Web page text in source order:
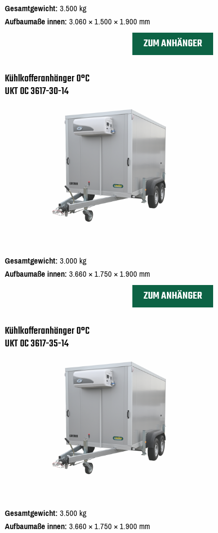
Gesamtgewicht 3.500 kg
Aufbaumaße innen 3.060 × 1.500 × 1.900 mm
ZUM ANHÄNGER
Kühlkofferanhänger 0°C
UKT 0C 3617-30-14
Gesamtgewicht 3.000 kg
Aufbaumaße innen 3.660 × 1.750 × 1.900 mm
ZUM ANHÄNGER
Kühlkofferanhänger 0°C
UKT 0C 3617-35-14
Gesamtgewicht 3.500 kg
Aufbaumaße innen 3.660 × 1.750 × 1.900 mm